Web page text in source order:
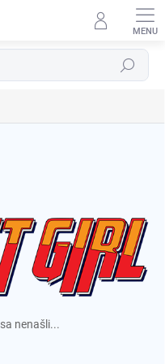
Hľadať
sa nenašli...